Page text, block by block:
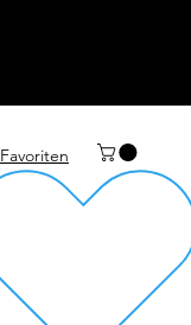
Favoriten